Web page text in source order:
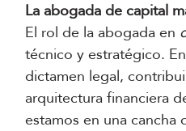
La abogada de capital
El rol de la abogada en
técnico y estratégico.
dictamen legal,
arquitectura financiera
estamos en una cancha